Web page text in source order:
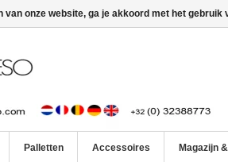
Palletten Accessoires Magazijn
van onze website, ga je akkoord met het